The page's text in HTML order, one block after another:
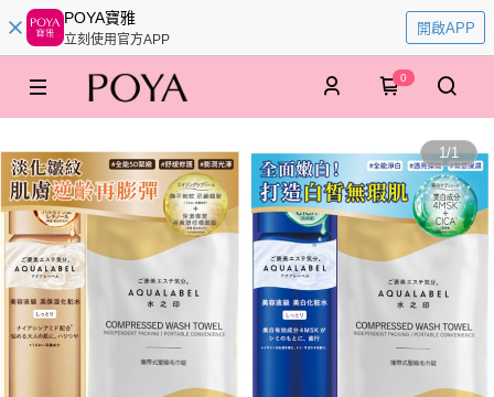
POYA寶雅
立刻使用官方APP
開啟APP
0
1/1